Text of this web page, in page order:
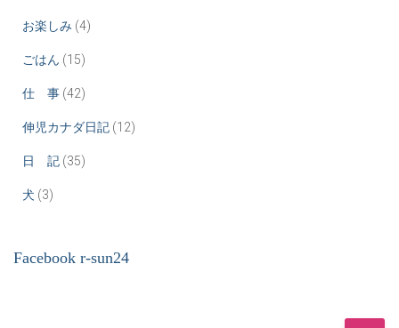
お楽しみ (4)
ごはん (15)
仕 事 (42)
伸児カナダ日記 (12)
日 記 (35)
犬 (3)
Facebook r-sun24